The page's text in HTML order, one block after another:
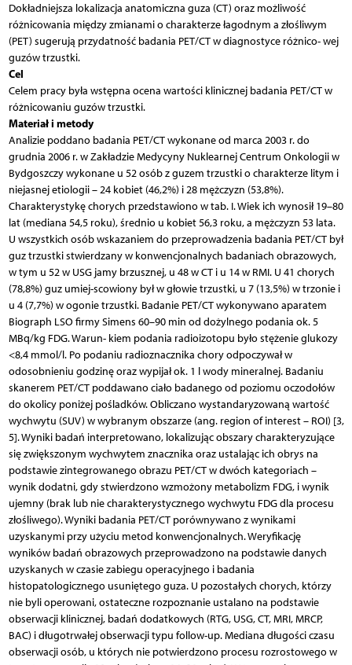
Dokładniejsza lokalizacja anatomiczna guza (CT) oraz możliwość
różnicowania między zmianami o charakterze łagodnym a złośliwym
(PET) sugerują przydatność badania PET/CT w diagnostyce różnico- wej
guzów trzustki.
Cel
Celem pracy była wstępna ocena wartości klinicznej badania PET/CT w
różnicowaniu guzów trzustki.
Materiał i metody
Analizie poddano badania PET/CT wykonane od marca 2003 r. do
grudnia 2006 r. w Zakładzie Medycyny Nuklearnej Centrum Onkologii w
Bydgoszczy wykonane u 52 osób z guzem trzustki o charakterze litym i
niejasnej etiologii – 24 kobiet (46,2%) i 28 mężczyzn (53,8%).
Charakterystykę chorych przedstawiono w tab. I. Wiek ich wynosił 19–80
lat (mediana 54,5 roku), średnio u kobiet 56,3 roku, a mężczyzn 53 lata.
U wszystkich osób wskazaniem do przeprowadzenia badania PET/CT był
guz trzustki stwierdzany w konwencjonalnych badaniach obrazowych,
w tym u 52 w USG jamy brzusznej, u 48 w CT i u 14 w RMI. U 41 chorych
(78,8%) guz umiej-scowiony był w głowie trzustki, u 7 (13,5%) w trzonie i
u 4 (7,7%) w ogonie trzustki. Badanie PET/CT wykonywano aparatem
Biograph LSO firmy Simens 60–90 min od dożylnego podania ok. 5
MBq/kg FDG. Warun- kiem podania radioizotopu było stężenie glukozy
<8,4 mmol/l. Po podaniu radioznacznika chory odpoczywał w
odosobnieniu godzinę oraz wypijał ok. 1 l wody mineralnej. Badaniu
skanerem PET/CT poddawano ciało badanego od poziomu oczodołów
do okolicy poniżej pośladków. Obliczano wystandaryzowaną wartość
wychwytu (SUV) w wybranym obszarze (ang. region of interest – ROI) [3,
5]. Wyniki badań interpretowano, lokalizując obszary charakteryzujące
się zwiększonym wychwytem znacznika oraz ustalając ich obrys na
podstawie zintegrowanego obrazu PET/CT w dwóch kategoriach –
wynik dodatni, gdy stwierdzono wzmożony metabolizm FDG, i wynik
ujemny (brak lub nie charakterystycznego wychwytu FDG dla procesu
złośliwego). Wyniki badania PET/CT porównywano z wynikami
uzyskanymi przy użyciu metod konwencjonalnych. Weryfikację
wyników badań obrazowych przeprowadzono na podstawie danych
uzyskanych w czasie zabiegu operacyjnego i badania
histopatologicznego usuniętego guza. U pozostałych chorych, którzy
nie byli operowani, ostateczne rozpoznanie ustalano na podstawie
obserwacji klinicznej, badań dodatkowych (RTG, USG, CT, MRI, MRCP,
BAC) i długotrwałej obserwacji typu follow-up. Mediana długości czasu
obserwacji osób, u których nie potwierdzono procesu rozrostowego w